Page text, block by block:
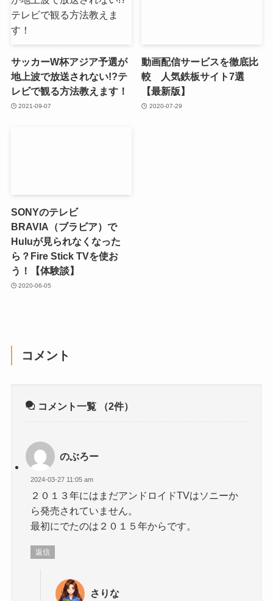
サッカーW杯アジア予選が
地上波で放送されない!?テ
レビで観る方法教えます！
2021-09-07
動画配信サービスを徹底比
較 人気鉄板サイト7選
【最新版】
2020-07-29
SONYのテレビ
BRAVIA（ブラビア）で
Huluが見られなくなった
ら？Fire Stick TVを使お
う！【体験談】
2020-06-05
コメント
コメント一覧 （2件）
のぶろー
2024-03-27 11:05 am
２０１３年にはまだアンドロイドTVはソニーか
ら発売されていません。
最初にでたのは２０１５年からです。
返信
さりな